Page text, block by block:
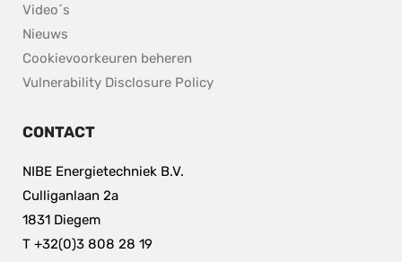
Video´s
Nieuws
Cookievoorkeuren beheren
Vulnerability Disclosure Policypdf, 153.9 kB.
CONTACT
NIBE Energietechniek B.V.
Culliganlaan 2a
1831 Diegem
T +32(0)3 808 28 19